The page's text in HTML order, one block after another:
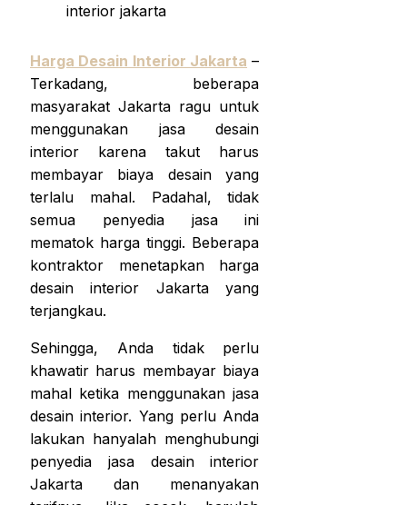
Harga Desain Interior Jakarta –
Terkadang, beberapa
masyarakat Jakarta ragu untuk
menggunakan jasa desain
interior karena takut harus
membayar biaya desain yang
terlalu mahal. Padahal, tidak
semua penyedia jasa ini
mematok harga tinggi. Beberapa
kontraktor menetapkan harga
desain interior Jakartayang
terjangkau.
Sehingga, Anda tidak perlu
khawatir harus membayar biaya
mahal ketika menggunakan jasa
desain interior. Yang perlu Anda
lakukan hanyalah menghubungi
penyedia jasa desain interior
Jakarta dan menanyakan